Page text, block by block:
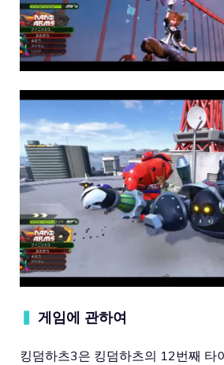
▍ 게임에 관하여
킹덤하츠3은 킹덤하츠의 12번째 타